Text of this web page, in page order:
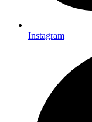
Instagram